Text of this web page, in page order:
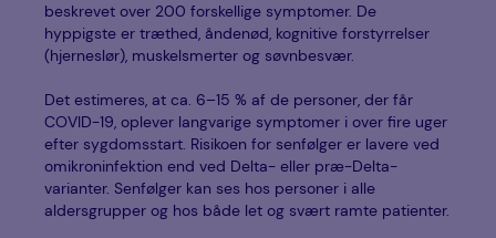
beskrevet over 200 forskellige symptomer. De
hyppigste er træthed, åndenød, kognitive forstyrrelser
(hjerneslør), muskelsmerter og søvnbesvær.
Det estimeres, at ca. 6–15 % af de personer, der får
COVID-19, oplever langvarige symptomer i over fire uger
efter sygdomsstart. Risikoen for senfølger er lavere ved
omikroninfektion end ved Delta- eller præ-Delta-
varianter. Senfølger kan ses hos personer i alle
aldersgrupper og hos både let og svært ramte patienter.